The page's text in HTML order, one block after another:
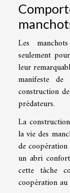
Les
seulement
leur
manifeste de
construction
prédateurs.
La
la vie des
de
un abri
cette tâche
coopération au